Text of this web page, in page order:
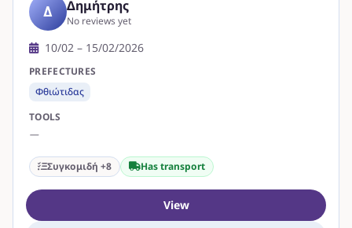
Δ Δημήτρης
No reviews yet
10/02 – 15/02/2026
PREFECTURES
Φθιώτιδας
TOOLS
—
Συγκομιδή +8 Has transport
View